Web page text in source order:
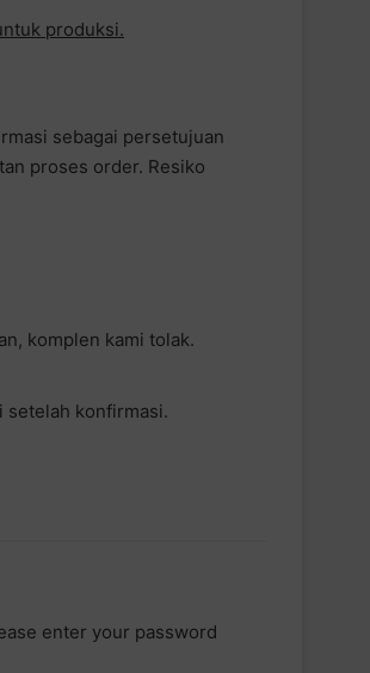
produksi.
sebagai persetujuan
proses order. Resiko
komplen kami tolak.
setelah konfirmasi.
enter your password